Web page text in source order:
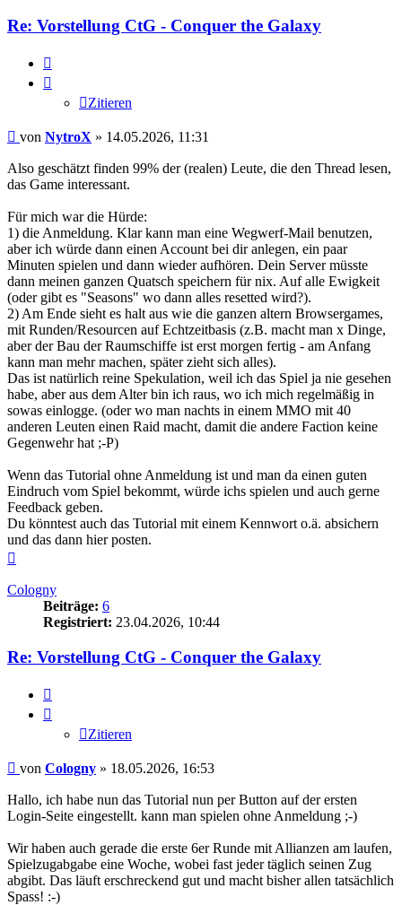
Re: Vorstellung CtG - Conquer the Galaxy
Zitieren
Beitrag
von NytroX » 14.05.2026, 11:31
Also geschätzt finden 99% der (realen) Leute, die den Thread lesen,
das Game interessant.
Für mich war die Hürde:
1) die Anmeldung. Klar kann man eine Wegwerf-Mail benutzen,
aber ich würde dann einen Account bei dir anlegen, ein paar
Minuten spielen und dann wieder aufhören. Dein Server müsste
dann meinen ganzen Quatsch speichern für nix. Auf alle Ewigkeit
(oder gibt es "Seasons" wo dann alles resetted wird?).
2) Am Ende sieht es halt aus wie die ganzen altern Browsergames,
mit Runden/Resourcen auf Echtzeitbasis (z.B. macht man x Dinge,
aber der Bau der Raumschiffe ist erst morgen fertig - am Anfang
kann man mehr machen, später zieht sich alles).
Das ist natürlich reine Spekulation, weil ich das Spiel ja nie gesehen
habe, aber aus dem Alter bin ich raus, wo ich mich regelmäßig in
sowas einlogge. (oder wo man nachts in einem MMO mit 40
anderen Leuten einen Raid macht, damit die andere Faction keine
Gegenwehr hat ;-P)
Wenn das Tutorial ohne Anmeldung ist und man da einen guten
Eindruch vom Spiel bekommt, würde ichs spielen und auch gerne
Feedback geben.
Du könntest auch das Tutorial mit einem Kennwort o.ä. absichern
und das dann hier posten.
Cologny
Beiträge: 6
Registriert: 23.04.2026, 10:44
Re: Vorstellung CtG - Conquer the Galaxy
Zitieren
Beitrag
von Cologny » 18.05.2026, 16:53
Hallo, ich habe nun das Tutorial nun per Button auf der ersten
Login-Seite eingestellt. kann man spielen ohne Anmeldung ;-)
Wir haben auch gerade die erste 6er Runde mit Allianzen am laufen,
Spielzugabgabe eine Woche, wobei fast jeder täglich seinen Zug
abgibt. Das läuft erschreckend gut und macht bisher allen tatsächlich
Spass! :-)